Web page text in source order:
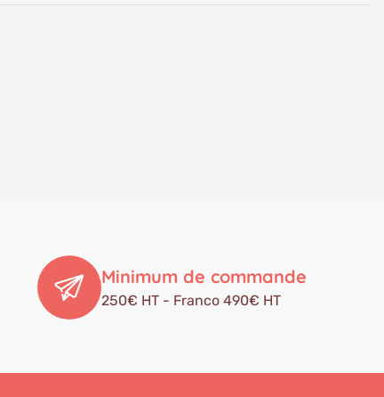
Minimum de commande
250€ HT - Franco 490€ HT